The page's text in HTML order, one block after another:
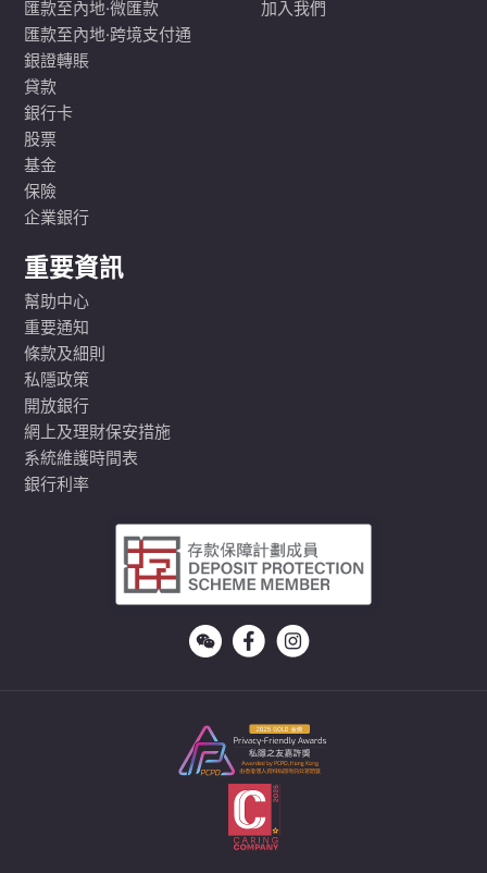
匯款至內地·微匯款
匯款至內地·跨境支付通
銀證轉賬
貸款
銀行卡
股票
基金
保險
企業銀行
加入我們
重要資訊
幫助中心
重要通知
條款及細則
私隱政策
開放銀行
網上及理財保安措施
系統維護時間表
銀行利率